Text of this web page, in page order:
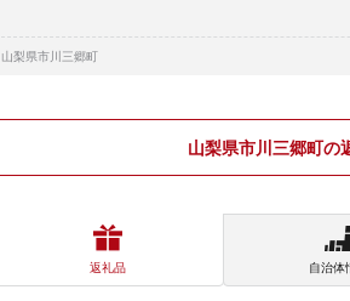
山梨県市川三郷町
山梨県市川三郷町の
返礼品 自治体